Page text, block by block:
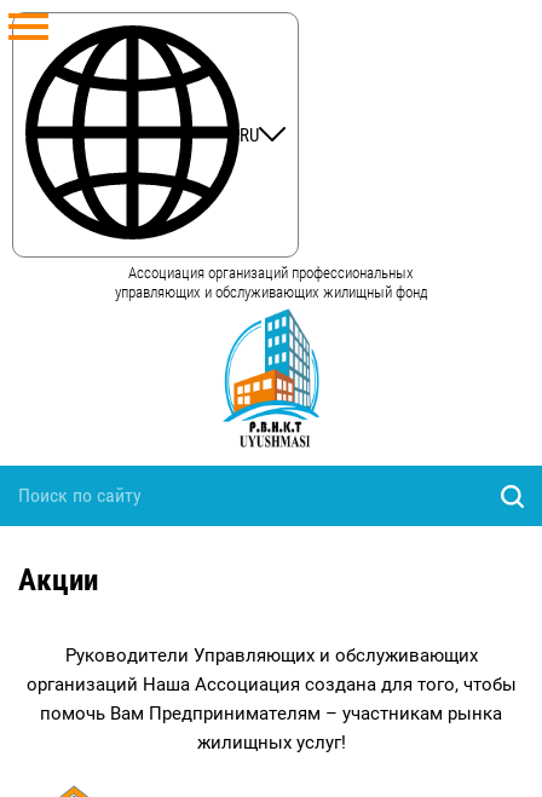
Ассоциация организаций профессиональных
управляющих и обслуживающих жилищный фонд
RU
Акции
Руководители Управляющих и обслуживающих
организаций Наша Ассоциация создана для того, чтобы
помочь Вам Предпринимателям – участникам рынка
жилищных услуг!